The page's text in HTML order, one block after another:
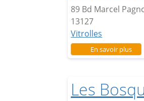
89 Bd Marcel
13127
Vitrolles
En savoir plussur
Les